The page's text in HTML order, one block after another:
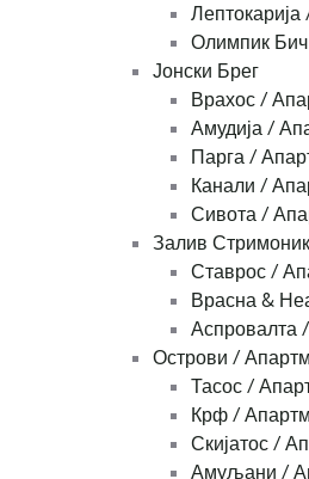
Олимпик
Јонски Брег
Врахос /
Амудија /
Парга /
Канали /
Сивота /
Залив
Ставрос /
Врасна &
Аспровалта
Острови /
Тасос /
Крф /
Скијатос /
Амуљани /